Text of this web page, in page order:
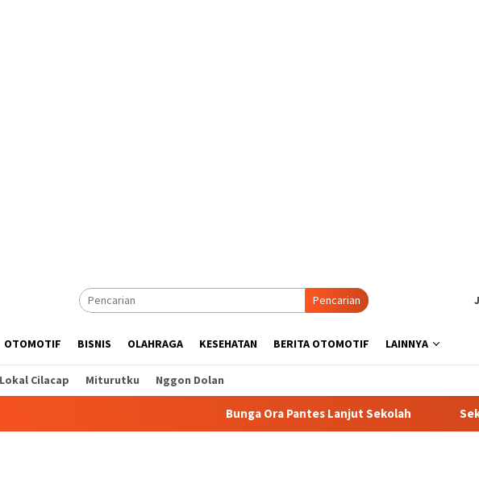
Pencarian
OTOMOTIF BISNIS OLAHRAGA KESEHATAN BERITA OTOMOTIF LAINNYA
Cilacap Miturutku Nggon Dolan
Bunga Ora Pantes Lanjut Sekolah Sekang Sisa Sega